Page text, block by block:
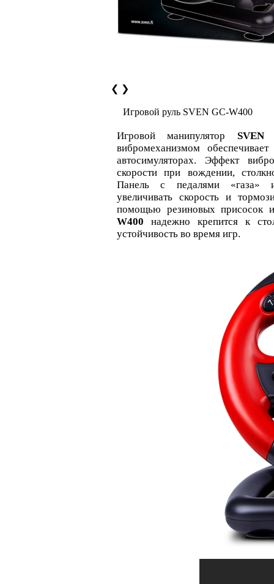
❮ ❯
Игровой руль SVEN GC-W400
Игровой манипулятор SVEN
вибромеханизмом
автосимуляторах. Эффект
скорости при вождении,
Панель с педалями «газа»
увеличивать скорость и
помощью резиновых присосок
W400 надежно крепится к
устойчивость во время игр.